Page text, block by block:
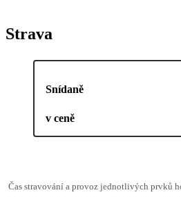
Strava
Snídaně
v ceně
Čas stravování a provoz jednotlivých prvků